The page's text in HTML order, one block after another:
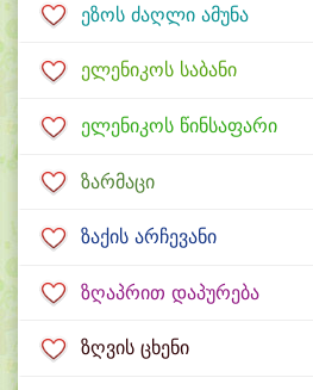
ეზოს ძაღლი ამუნა
ელენიკოს საბანი
ელენიკოს წინსაფარი
ზარმაცი
ზაქის არჩევანი
ზღაპრით დაპურება
ზღვის ცხენი